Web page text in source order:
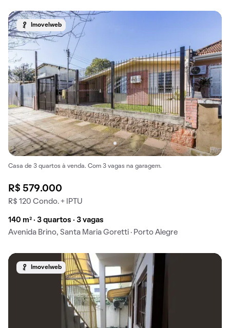
Imovelweb
Casa de 3 quartos à venda. Com 3 vagas na garagem.
R$ 579.000
R$ 120 Condo. + IPTU
140 m² · 3 quartos · 3 vagas
Avenida Brino, Santa Maria Goretti · Porto Alegre
Imovelweb